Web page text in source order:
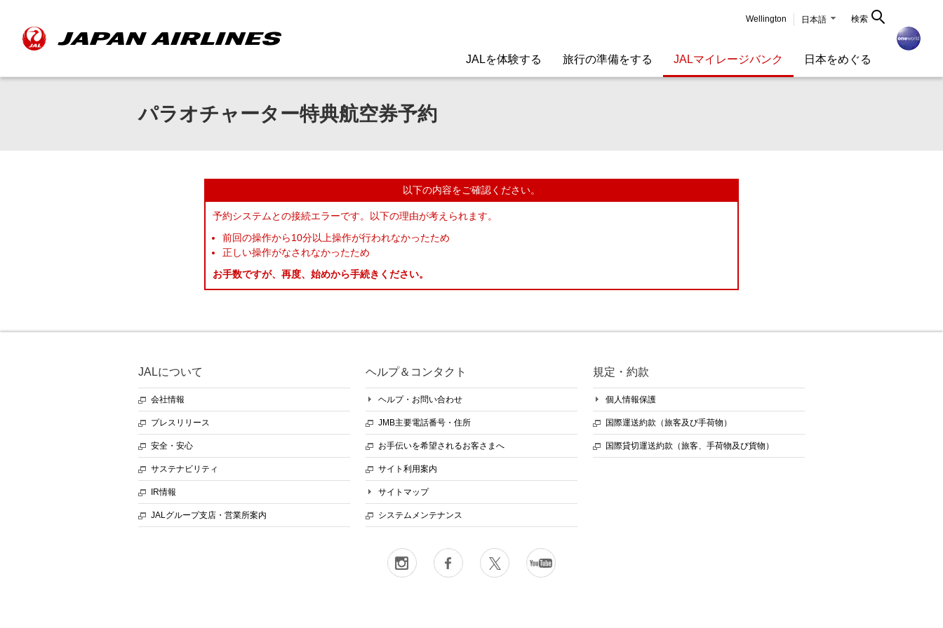
Wellington 日本語 検索
JALを体験する 旅行の準備をする JALマイレージバンク 日本をめぐる
パラオチャーター特典航空券予約
以下の内容をご確認ください。
予約システムとの接続エラーです。以下の理由が考えられます。
前回の操作から10分以上操作が行われなかったため
正しい操作がなされなかったため
お手数ですが、再度、始めから手続きください。
JALについて
会社情報
プレスリリース
安全・安心
サステナビリティ
IR情報
JALグループ支店・営業所案内
ヘルプ＆コンタクト
ヘルプ・お問い合わせ
JMB主要電話番号・住所
お手伝いを希望されるお客さまへ
サイト利用案内
サイトマップ
システムメンテナンス
規定・約款
個人情報保護
国際運送約款（旅客及び手荷物）
国際貸切運送約款（旅客、手荷物及び貨物）